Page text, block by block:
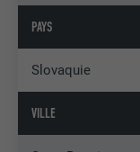
PAYS
Slovaquie
VILLE